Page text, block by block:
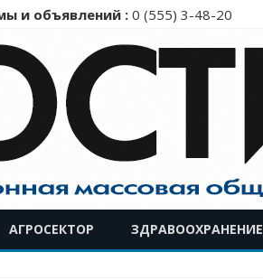
и объявлений :0 (555) 3-48-20
к
содержимому
АГРОСЕКТОР ЗДРАВООХРАНЕНИЕ